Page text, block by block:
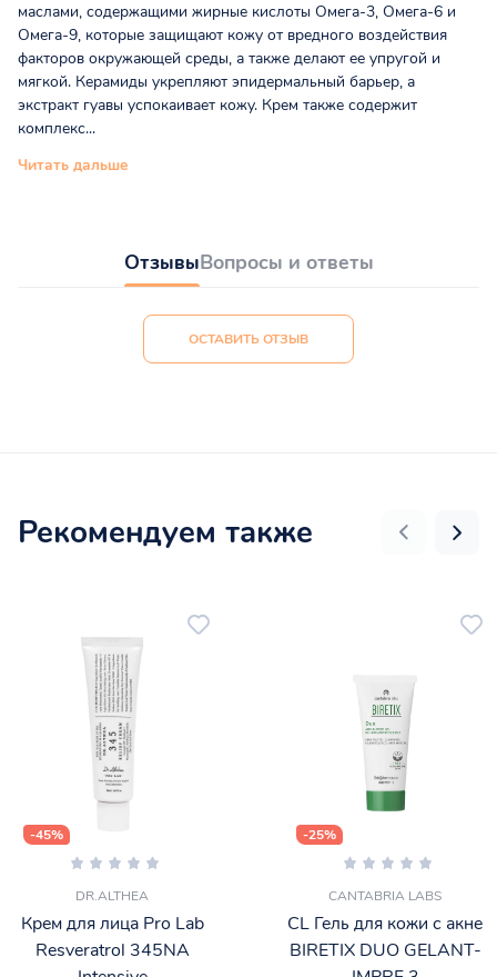
маслами, содержащими жирные кислоты Омега-3, Омега-6 и
Омега-9, которые защищают кожу от вредного воздействия
факторов окружающей среды, а также делают ее упругой и
мягкой. Керамиды укрепляют эпидермальный барьер, а
экстракт гуавы успокаивает кожу. Крем также содержит
комплекс...
Читать дальше
ОтзывыВопросы и ответы
ОСТАВИТЬ ОТЗЫВ
Рекомендуем также
-45%
DR.ALTHEA
Крем для лица Pro Lab
Resveratrol 345NA
-25%
CANTABRIA LABS
CL Гель для кожи с акне
BIRETIX DUO GELANT-